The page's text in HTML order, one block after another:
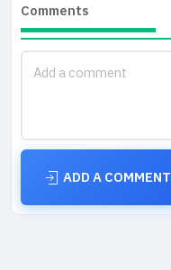
Comments
ADD A COMMENT